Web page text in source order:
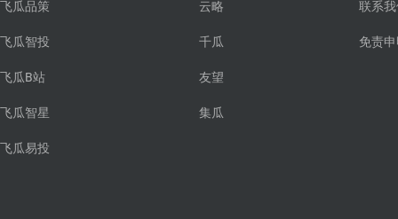
飞瓜品策
飞瓜智投
飞瓜B站
飞瓜智星
飞瓜易投
云略
千瓜
友望
集瓜
联系
免责